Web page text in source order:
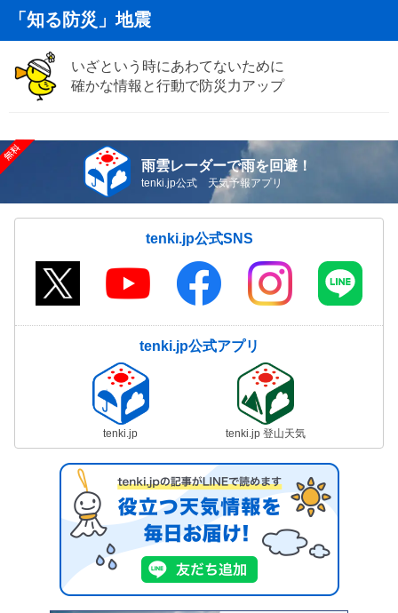
「知る防災」地震
いざという時にあわてないために
確かな情報と行動で防災力アップ
雨雲レーダーで雨を回避！
tenki.jp公式 天気予報アプリ
tenki.jp公式SNS
tenki.jp公式アプリ
tenki.jp tenki.jp 登山天気